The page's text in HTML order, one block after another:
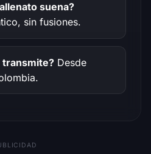
suena?
sin fusiones.
transmite? Desde